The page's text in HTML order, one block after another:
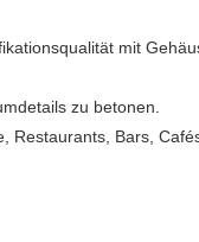
mit
zu betonen.
Bars,